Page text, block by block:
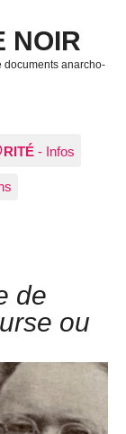
NOIR
documents anarcho-
RITÉ - Infos
de
ou